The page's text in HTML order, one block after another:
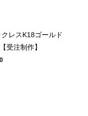
レスK18ゴールド
受注制作】